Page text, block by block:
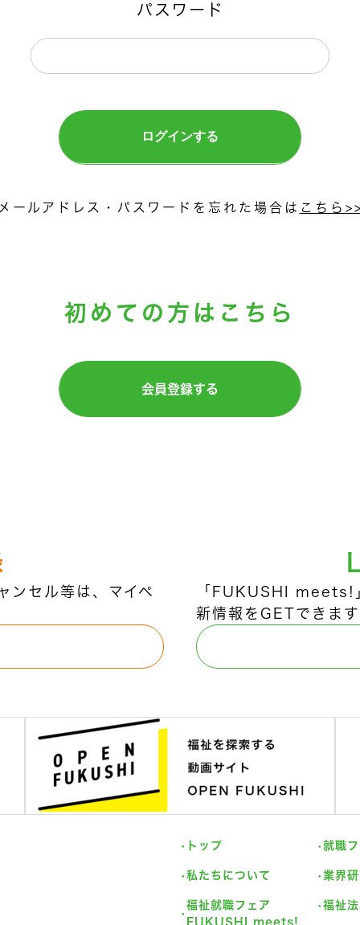
パスワード
ールアドレス・パスワードを忘れた場合は こちら>>
初めての方はこちら
会員登録する
ンセル等は、マイペ
「FUKUSHI meets!
新情報をGETできま
トップ
私たちについて
福祉就職フェア
FUKUSHI meets!
就職
業界
福祉